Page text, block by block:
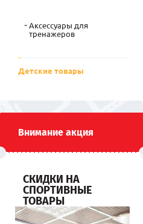
Аксессуары для
тренажеров
Детские товары
Внимание акция
СКИДКИ НА
СПОРТИВНЫЕ
ТОВАРЫ